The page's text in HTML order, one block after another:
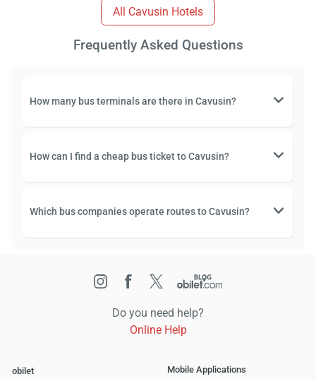
All Cavusin Hotels
Frequently Asked Questions
How many bus terminals are there in Cavusin?
How can I find a cheap bus ticket to Cavusin?
Which bus companies operate routes to Cavusin?
Do you need help?
Online Help
obilet
Mobile Applications